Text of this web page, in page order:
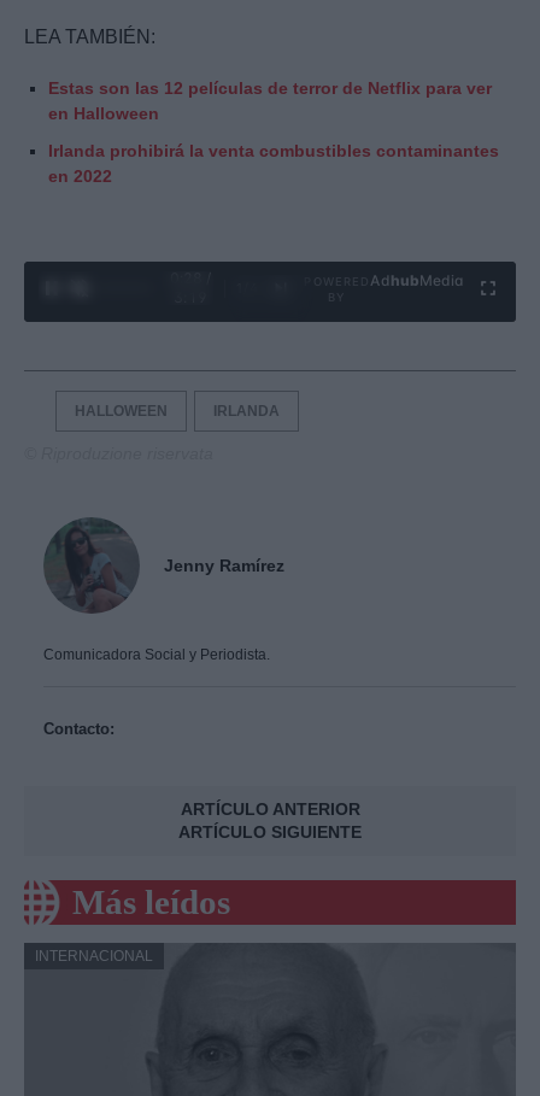
LEA TAMBIÉN:
Estas son las 12 películas de terror de Netflix para ver
en Halloween
Irlanda prohibirá la venta combustibles contaminantes
en 2022
Ad hubMedia
HALLOWEEN IRLANDA
Jenny Ramírez
Comunicadora Social y Periodista.
Contacto:
ARTÍCULO ANTERIOR
ARTÍCULO SIGUIENTE
Más leídos
INTERNACIONAL